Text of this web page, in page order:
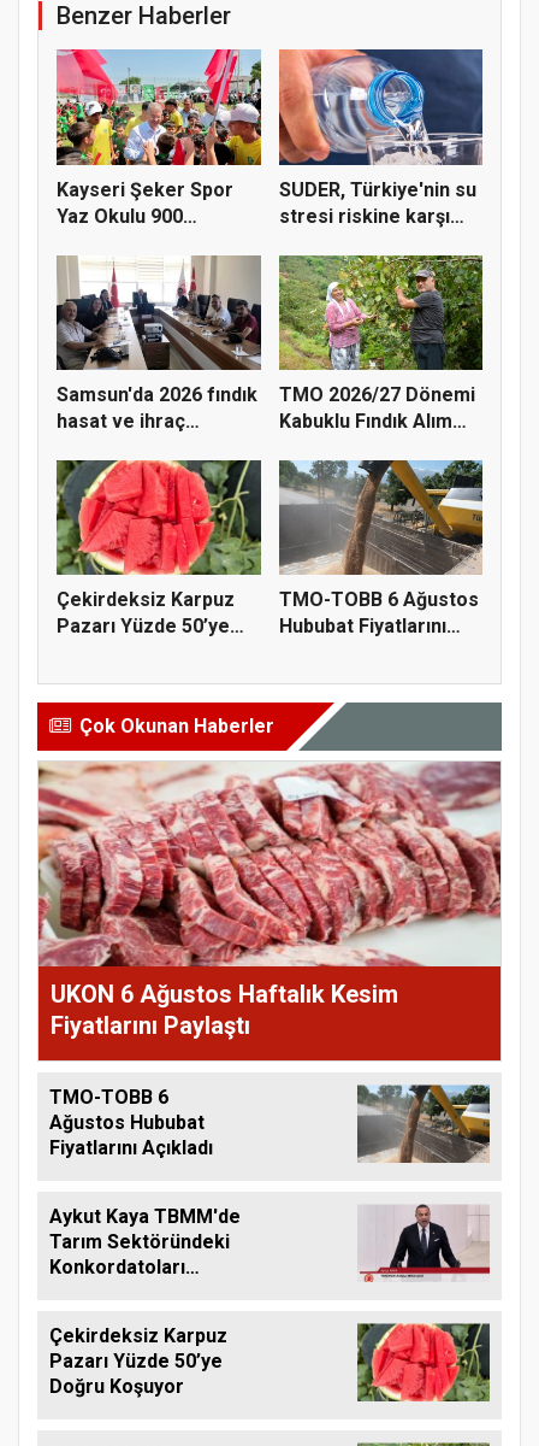
Benzer Haberler
Kayseri Şeker Spor
Yaz Okulu 900
SUDER, Türkiye'nin su
stresi riskine karşı
Samsun'da 2026 fındık
hasat ve ihraç
TMO 2026/27 Dönemi
Kabuklu Fındık Alım
Çekirdeksiz Karpuz
Pazarı Yüzde 50’ye
TMO-TOBB 6 Ağustos
Hububat Fiyatlarını
Çok Okunan Haberler
UKON 6 Ağustos Haftalık Kesim
Fiyatlarını Paylaştı
TMO-TOBB 6
Ağustos Hububat
Fiyatlarını Açıkladı
Aykut Kaya TBMM'de
Tarım Sektöründeki
Konkordatoları
Çekirdeksiz Karpuz
Pazarı Yüzde 50’ye
Doğru Koşuyor